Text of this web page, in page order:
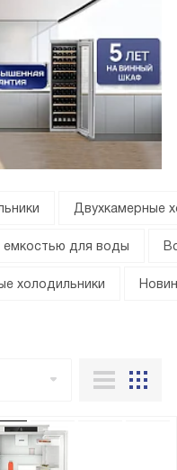
Двухкамерные
емкостью для воды
холодильники